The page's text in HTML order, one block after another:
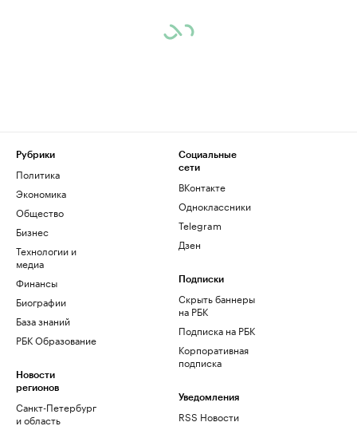
Рубрики
Политика
Экономика
Общество
Бизнес
Технологии и
медиа
Финансы
Биографии
База знаний
РБК Образование
Новости
регионов
Санкт-Петербург
и область
Социальные
сети
ВКонтакте
Одноклассники
Telegram
Дзен
Подписки
Скрыть баннеры
на РБК
Подписка на РБК
Корпоративная
подписка
Уведомления
RSS Новости